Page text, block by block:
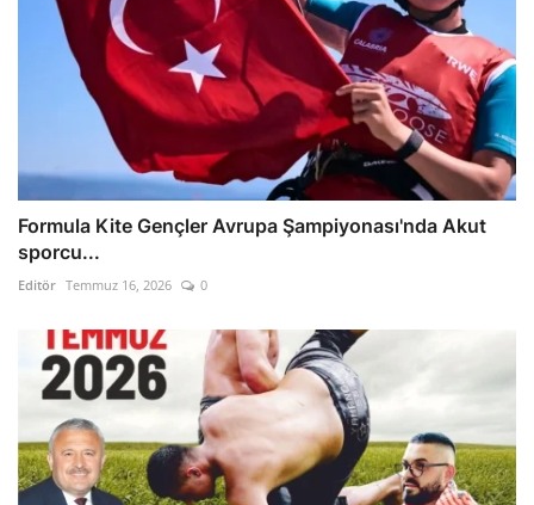
Formula Kite Gençler Avrupa Şampiyonası'nda Akut
sporcu...
Editör Temmuz 16, 2026 0